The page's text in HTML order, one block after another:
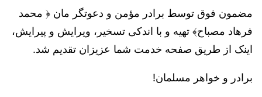
مضمون فوق توسط برادر مؤمن و دعوتگر مان ﴿ محمد
فرهاد مصباح﴾ تهیه و با اندکی تسخیر، ویرایش و پیرایش،
اینک از طریق صفحه خدمت شما عزیزان تقدیم شد.
برادر و خواهر مسلمان!